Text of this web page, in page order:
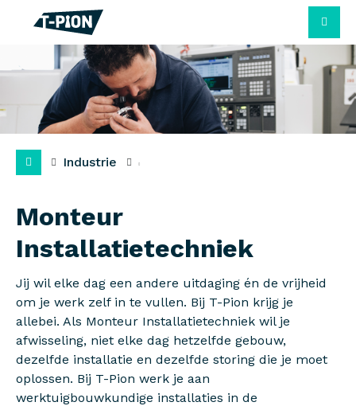
Industrie
Monteur
Installatietechniek
Jij wil elke dag een andere uitdaging én de vrijheid
om je werk zelf in te vullen. Bij T-Pion krijg je
allebei. Als Monteur Installatietechniek wil je
afwisseling, niet elke dag hetzelfde gebouw,
dezelfde installatie en dezelfde storing die je moet
oplossen. Bij T-Pion werk je aan
werktuigbouwkundige installaties in de